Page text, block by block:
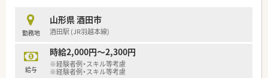
サポートしており、社会貢献度の高い業務に携わることが可能で
す。
【こんな方が活躍中】
■大手企業ならではの安定した経営基盤のもとで、定年後も再雇
用制度を利用して70歳近くまで元気に就業されている方もいま
勤務地
山形県 酒田市
酒田駅 (JR羽越本線)
給与
時給2,000円～2,300円
※経験者例・スキル等考慮
※経験者例・スキル等考慮